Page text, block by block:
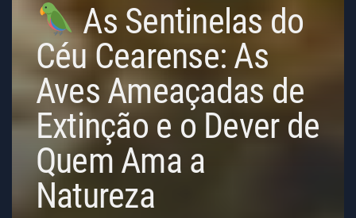
As Sentinelas do
Céu Cearense: As
Aves Ameaçadas de
Extinção e o Dever de
Quem Ama a
Natureza